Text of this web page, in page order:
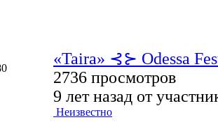
«Taira» ⊰⊱ Odessa
2736 просмотров
9 лет назад от
Неизвестно